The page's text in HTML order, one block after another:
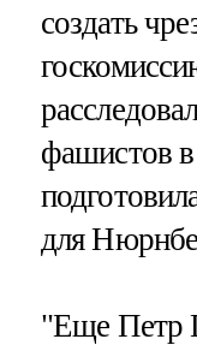
создать
фашистов
для
"Еще Петр